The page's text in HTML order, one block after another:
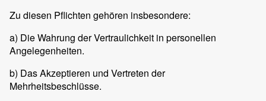
Zu diesen Pflichten gehören insbesondere:
a) Die Wahrung der Vertraulichkeit in personellen
Angelegenheiten.
b) Das Akzeptieren und Vertreten der
Mehrheitsbeschlüsse.